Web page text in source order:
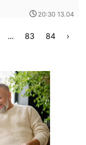
20:30 13.04
... 83 84 ›